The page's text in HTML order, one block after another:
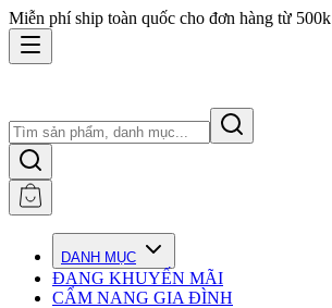
Miễn phí ship toàn quốc cho đơn hàng từ 500k
DANH MỤC
ĐANG KHUYẾN MÃI
CẨM NANG GIA ĐÌNH